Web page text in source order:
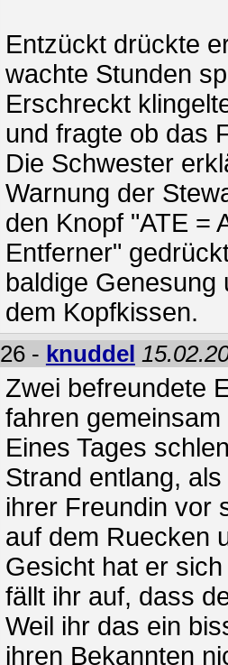
Entzückt drückte
wachte Stunden
Erschreckt
und fragte ob das
Die Schwester
Warnung der
den Knopf "ATE =
Entferner"
baldige Genesung
dem Kopfkissen.
26 - knuddel
Zwei befreundete
fahren
Eines Tages
Strand entlang,
ihrer Freundin vor
auf dem Ruecken
Gesicht hat er
fällt ihr auf, dass
Weil ihr das ein
ihren Bekannten